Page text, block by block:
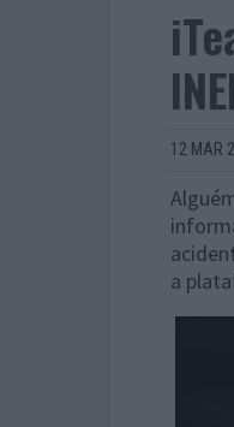
12 MAR
a